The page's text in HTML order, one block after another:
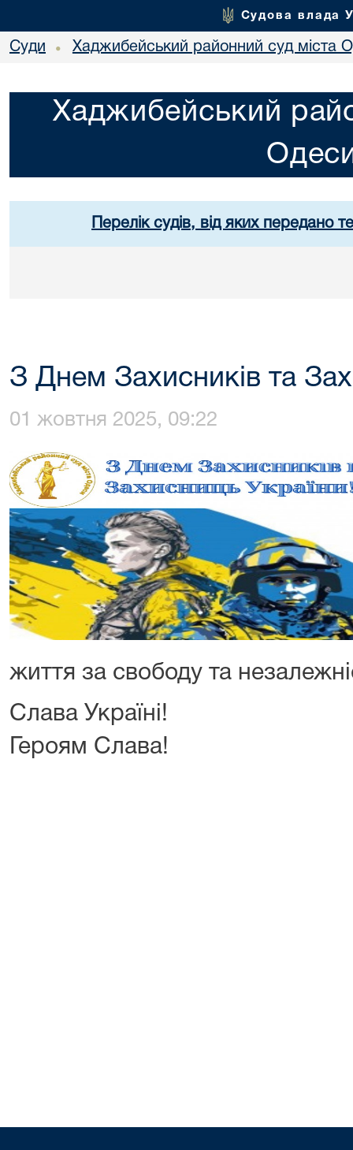
Судова влада
Суди • Хаджибейський районний суд міста
Хаджибейський
Перелік судів, від яких передано
З Днем Захисників та
01 жовтня 2025, 09:22
життя за свободу та
Слава Україні!
Героям Слава!